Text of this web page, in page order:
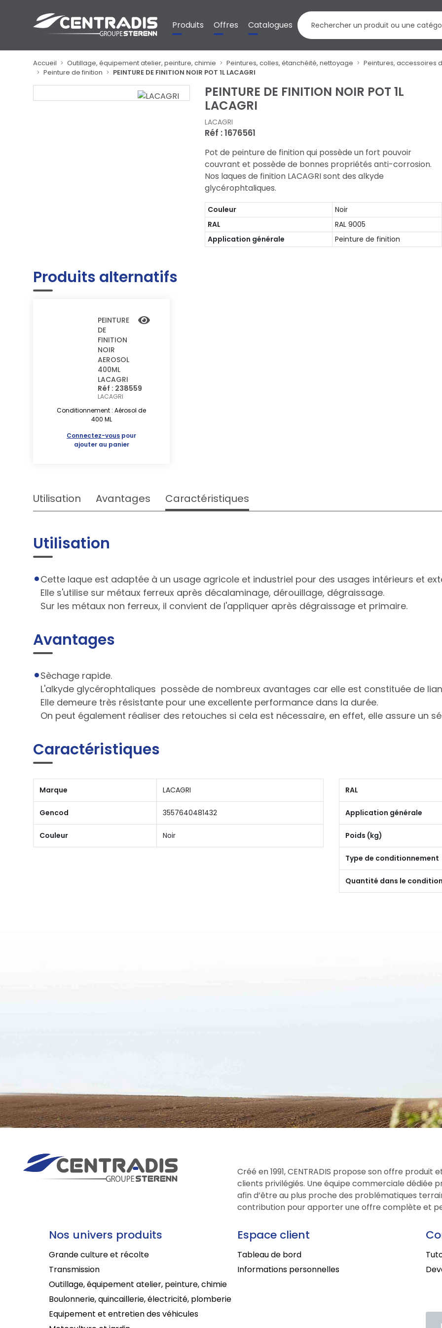
Produits Offres Catalogues
Accueil Outillage, équipement atelier, peinture, chimie Peintures, colles, étanchéité, nettoyage
Peintures, accessoires
Peinture de finition
PEINTURE DE FINITION NOIR POT 1L LACAGRI
PEINTURE DE FINITION NOIR POT 1L
LACAGRI
LACAGRI
Réf : 1676561
Pot de peinture de finition qui possède un fort pouvoir
couvrant et possède de bonnes propriétés anti-corrosion.
Nos laques de finition LACAGRI sont des alkyde
glycérophtaliques.
Couleur
Noir
RAL
RAL 9005
Application générale
Peinture de finition
Produits alternatifs
PEINTURE
DE
FINITION
NOIR
AEROSOL
400ML
LACAGRI
Réf : 238559
LACAGRI
Conditionnement : Aérosol de
400 ML
Connectez-vous pour
ajouter au panier
Utilisation Avantages Caractéristiques
Utilisation
Cette laque est adaptée à un usage agricole et industriel pour des usages intérieurs et
Elle s'utilise sur métaux ferreux après décalaminage, dérouillage, dégraissage.
Sur les métaux non ferreux, il convient de l'appliquer après dégraissage et primaire.
Avantages
Sèchage rapide.
L'alkyde glycérophtaliques possède de nombreux avantages car elle est constituée de
Elle demeure très résistante pour une excellente performance dans la durée.
On peut également réaliser des retouches si cela est nécessaire, en effet, elle assure un
Caractéristiques
Marque LACAGRI
Gencod 3557640481432
Couleur Noir
RAL
Application générale
Poids (kg)
Type de conditionnement
Quantité dans le
Créé en 1991, CENTRADIS propose son offre produit
clients privilégiés. Une équipe commerciale dédiée
afin d’être au plus proche des problématiques
contribution pour apporter une offre complète et
Nos univers produits
Grande culture et récolte
Transmission
Outillage, équipement atelier, peinture, chimie
Boulonnerie, quincaillerie, électricité, plomberie
Equipement et entretien des véhicules
Espace client
Tableau de bord
Informations personnelles